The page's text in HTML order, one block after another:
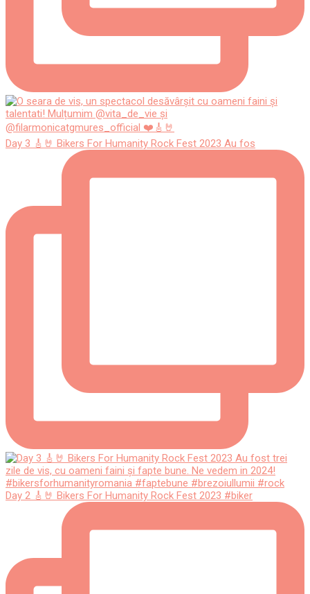
Day 3 🎸🤘 Bikers For Humanity Rock Fest 2023 Au fos
Day 2 🎸🤘 Bikers For Humanity Rock Fest 2023 #biker